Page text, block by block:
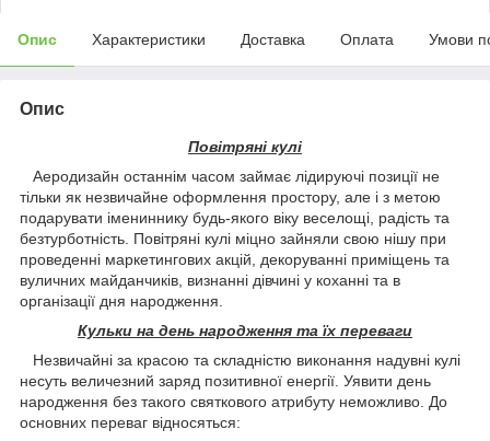
Опис Характеристики Доставка Оплата Умови
Опис
Повітряні кулі
Аеродизайн останнім часом займає лідируючі позиції не
тільки як незвичайне оформлення простору, але і з метою
подарувати імениннику будь-якого віку веселощі, радість та
безтурботність. Повітряні кулі міцно зайняли свою нішу при
проведенні маркетингових акцій, декоруванні приміщень та
вуличних майданчиків, визнанні дівчині у коханні та в
організації дня народження.
Кульки на день народження та їх переваги
Незвичайні за красою та складністю виконання надувні кулі
несуть величезний заряд позитивної енергії. Уявити день
народження без такого святкового атрибуту неможливо. До
основних переваг відносяться: